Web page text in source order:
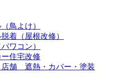
鳥よけ）
着（屋根改修）
ワコン）
住宅改修
店舗 遮熱・カバー・塗装